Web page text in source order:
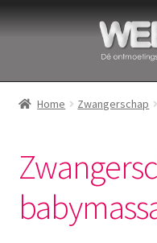
Ga
Ga
Home
Intiemverzorging
Menstruatiedisks
Home Zwangerschap